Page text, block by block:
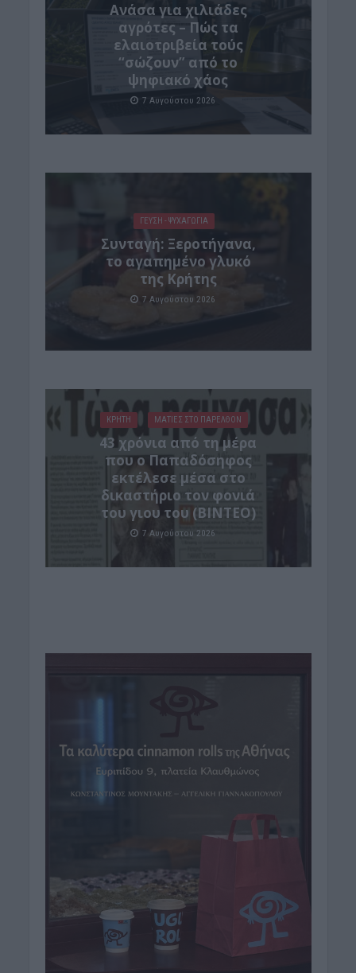
Ανάσα για χιλιάδες
αγρότες – Πώς τα
ελαιοτριβεία τούς
“σώζουν” από το
ψηφιακό χάος
7 Αυγούστου 2026
ΓΕΎΣΗ - ΨΥΧΑΓΩΓΊΑ
Συνταγή: Ξεροτήγανα,
το αγαπημένο γλυκό
της Κρήτης
7 Αυγούστου 2026
ΚΡΗΤΗ ΜΑΤΙΕΣ ΣΤΟ ΠΑΡΕΛΘΟΝ
43 χρόνια από τη μέρα
που ο Παπαδόσηφος
εκτέλεσε μέσα στο
δικαστήριο τον φονιά
του γιου του (ΒΙΝΤΕΟ)
7 Αυγούστου 2026